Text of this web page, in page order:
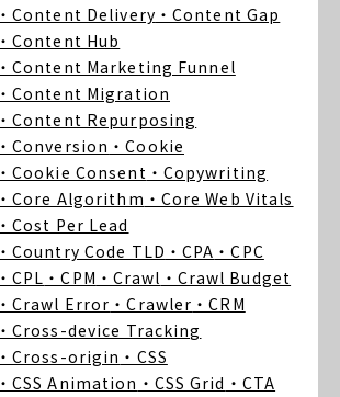
・Content Delivery ・Content Gap
・Content Hub
・Content Marketing Funnel
・Content Migration
・Content Repurposing
・Conversion ・Cookie
・Cookie Consent ・Copywriting
・Core Algorithm ・Core Web Vitals
・Cost Per Lead
・Country Code TLD ・CPA ・CPC
・CPL ・CPM ・Crawl ・Crawl Budget
・Crawl Error ・Crawler ・CRM
・Cross-device Tracking
・Cross-origin ・CSS
・CSS Animation ・CSS Grid ・CTA